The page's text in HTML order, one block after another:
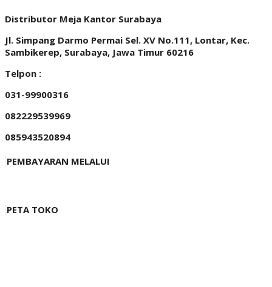
Distributor Meja Kantor Surabaya
Jl. Simpang Darmo Permai Sel. XV No.111, Lontar, Kec.
Sambikerep, Surabaya, Jawa Timur 60216
Telpon :
031-99900316
082229539969
085943520894
PEMBAYARAN MELALUI
PETA TOKO